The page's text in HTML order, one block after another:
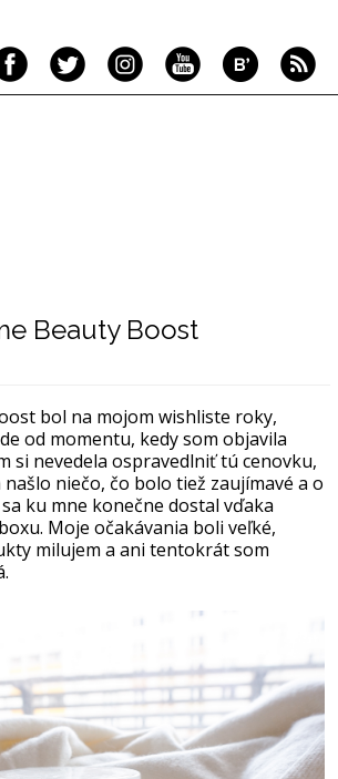
Beauty Boost
bol na mojom wishliste roky,
od momentu, kedy som objavila
si nevedela ospravedlniť tú cenovku,
niečo, čo bolo tiež zaujímavé a o
ku mne konečne dostal vďaka
Moje očakávania boli veľké,
milujem a ani tentokrát som